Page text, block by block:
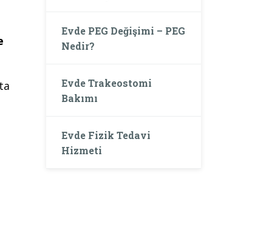
Evde PEG Değişimi – PEG
Nedir?
Evde Trakeostomi
Bakımı
Evde Fizik Tedavi
Hizmeti